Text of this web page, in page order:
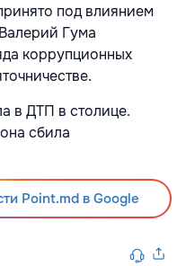
под влиянием
Гума
коррупционных
в ДТП в столице.
сбила
Point.md в Google